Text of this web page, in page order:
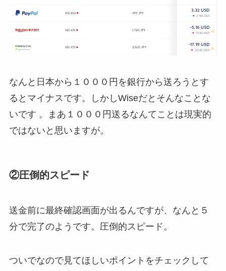
なんと日本から１０００円を銀行から送ろうとす
るとマイナスです。しかしWiseだとそんなことな
いです 。まあ１０００円送るなんてことは現実的
ではないと思いますが。
②圧倒的スピード
送金前に最終確認画面が出るんですが、なんと５
分で完了のようです。圧倒的スピード。
ついでなので見てほしいポイントをチェックして